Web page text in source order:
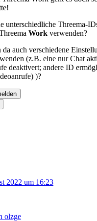
unterschiedliche Threema-
Work verwenden?
auch verschiedene
(z.B. eine nur Chat
deaktivert; andere ID
)?
2022 um 16:23
olzge